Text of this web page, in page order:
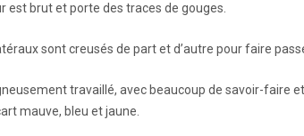
est brut et porte des traces de gouges.
sont creusés de part et d’autre pour faire
travaillé, avec beaucoup de savoir-faire
mauve, bleu et jaune.